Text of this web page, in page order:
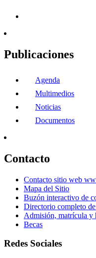
Publicaciones
Agenda
Multimedios
Noticias
Documentos
Contacto
Contacto sitio web
Mapa del Sitio
Buzón interactivo de
Directorio completo
Admisión, matrícula y
Becas
Redes Sociales